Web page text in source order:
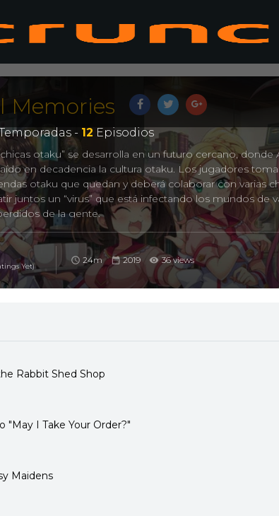
Memories
- 12 Episodios
otaku” se desarrolla en un futuro cercano, donde
en decadencia la cultura otaku. Los jugadores
otaku que quedan y deberá colaborar con varias
juntos un “virus” que está infectando los mundos de
de la gente.
Yet)
24m 2019 36 views
Rabbit Shed Shop
"May I Take Your Order?"
Maidens